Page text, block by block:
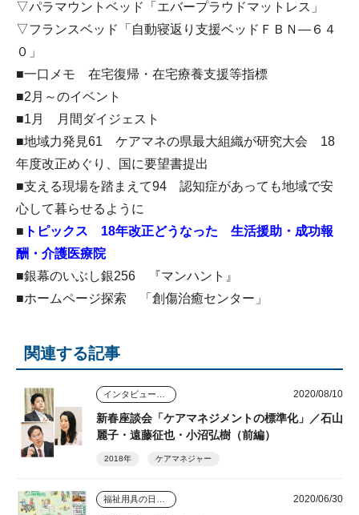
▽パラマウントベッド「エバープラウドマットレス」
▽フランスベッド「自動寝返り支援ベッドＦＢＮ―６４
０」
■一口メモ 在宅復帰・在宅療養支援等指標
■2月～のイベント
■1月 月間ダイジェスト
■地域力発見61 ケアマネの県最大組織が研究大会 18
年度改正めぐり、国に要望書提出
■支える現場を踏まえて94 認知症があっても地域で安
心して暮らせるように
■ トピックス 18年改正どうなった 生活援助・成功報
酬・介護医療院
■銀幕のいぶし銀256 『マンハント』
■ホームページ探索 「創傷治癒センター」
関連する記事
2020/08/10
新春座談会「ケアマネジメントの標準化」／石山
麗子・遠藤征也・小沼弘樹（前編）
2018年 ケアマネジャー
2020/06/30